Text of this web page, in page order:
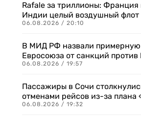
Rafale за триллионы: Франция
Индии целый воздушный флот
06.08.2026 / 20:10
В МИД РФ назвали примерную
Евросоюза от санкций против
06.08.2026 / 19:57
Пассажиры в Сочи
отменами рейсов из-за плана
06.08.2026 / 19:32